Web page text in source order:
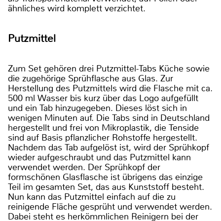
ähnliches wird komplett verzichtet.
Putzmittel
Zum Set gehören drei Putzmittel-Tabs Küche sowie
die zugehörige Sprühflasche aus Glas. Zur
Herstellung des Putzmittels wird die Flasche mit ca.
500 ml Wasser bis kurz über das Logo aufgefüllt
und ein Tab hinzugegeben. Dieses löst sich in
wenigen Minuten auf. Die Tabs sind in Deutschland
hergestellt und frei von Mikroplastik, die Tenside
sind auf Basis pflanzlicher Rohstoffe hergestellt.
Nachdem das Tab aufgelöst ist, wird der Sprühkopf
wieder aufgeschraubt und das Putzmittel kann
verwendet werden. Der Sprühkopf der
formschönen Glasflasche ist übrigens das einzige
Teil im gesamten Set, das aus Kunststoff besteht.
Nun kann das Putzmittel einfach auf die zu
reinigende Fläche gesprüht und verwendet werden.
Dabei steht es herkömmlichen Reinigern bei der